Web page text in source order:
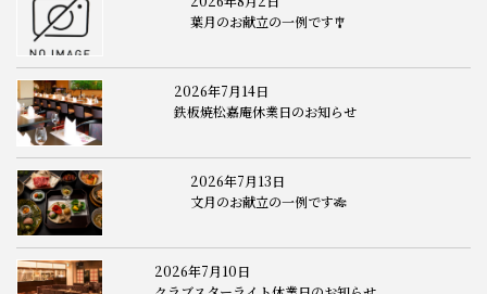
葉月のお献立の一例です🎐
2026年7月14日
鉄板焼松嘉庵休業日のお知らせ
2026年7月13日
文月のお献立の一例です🎋
2026年7月10日